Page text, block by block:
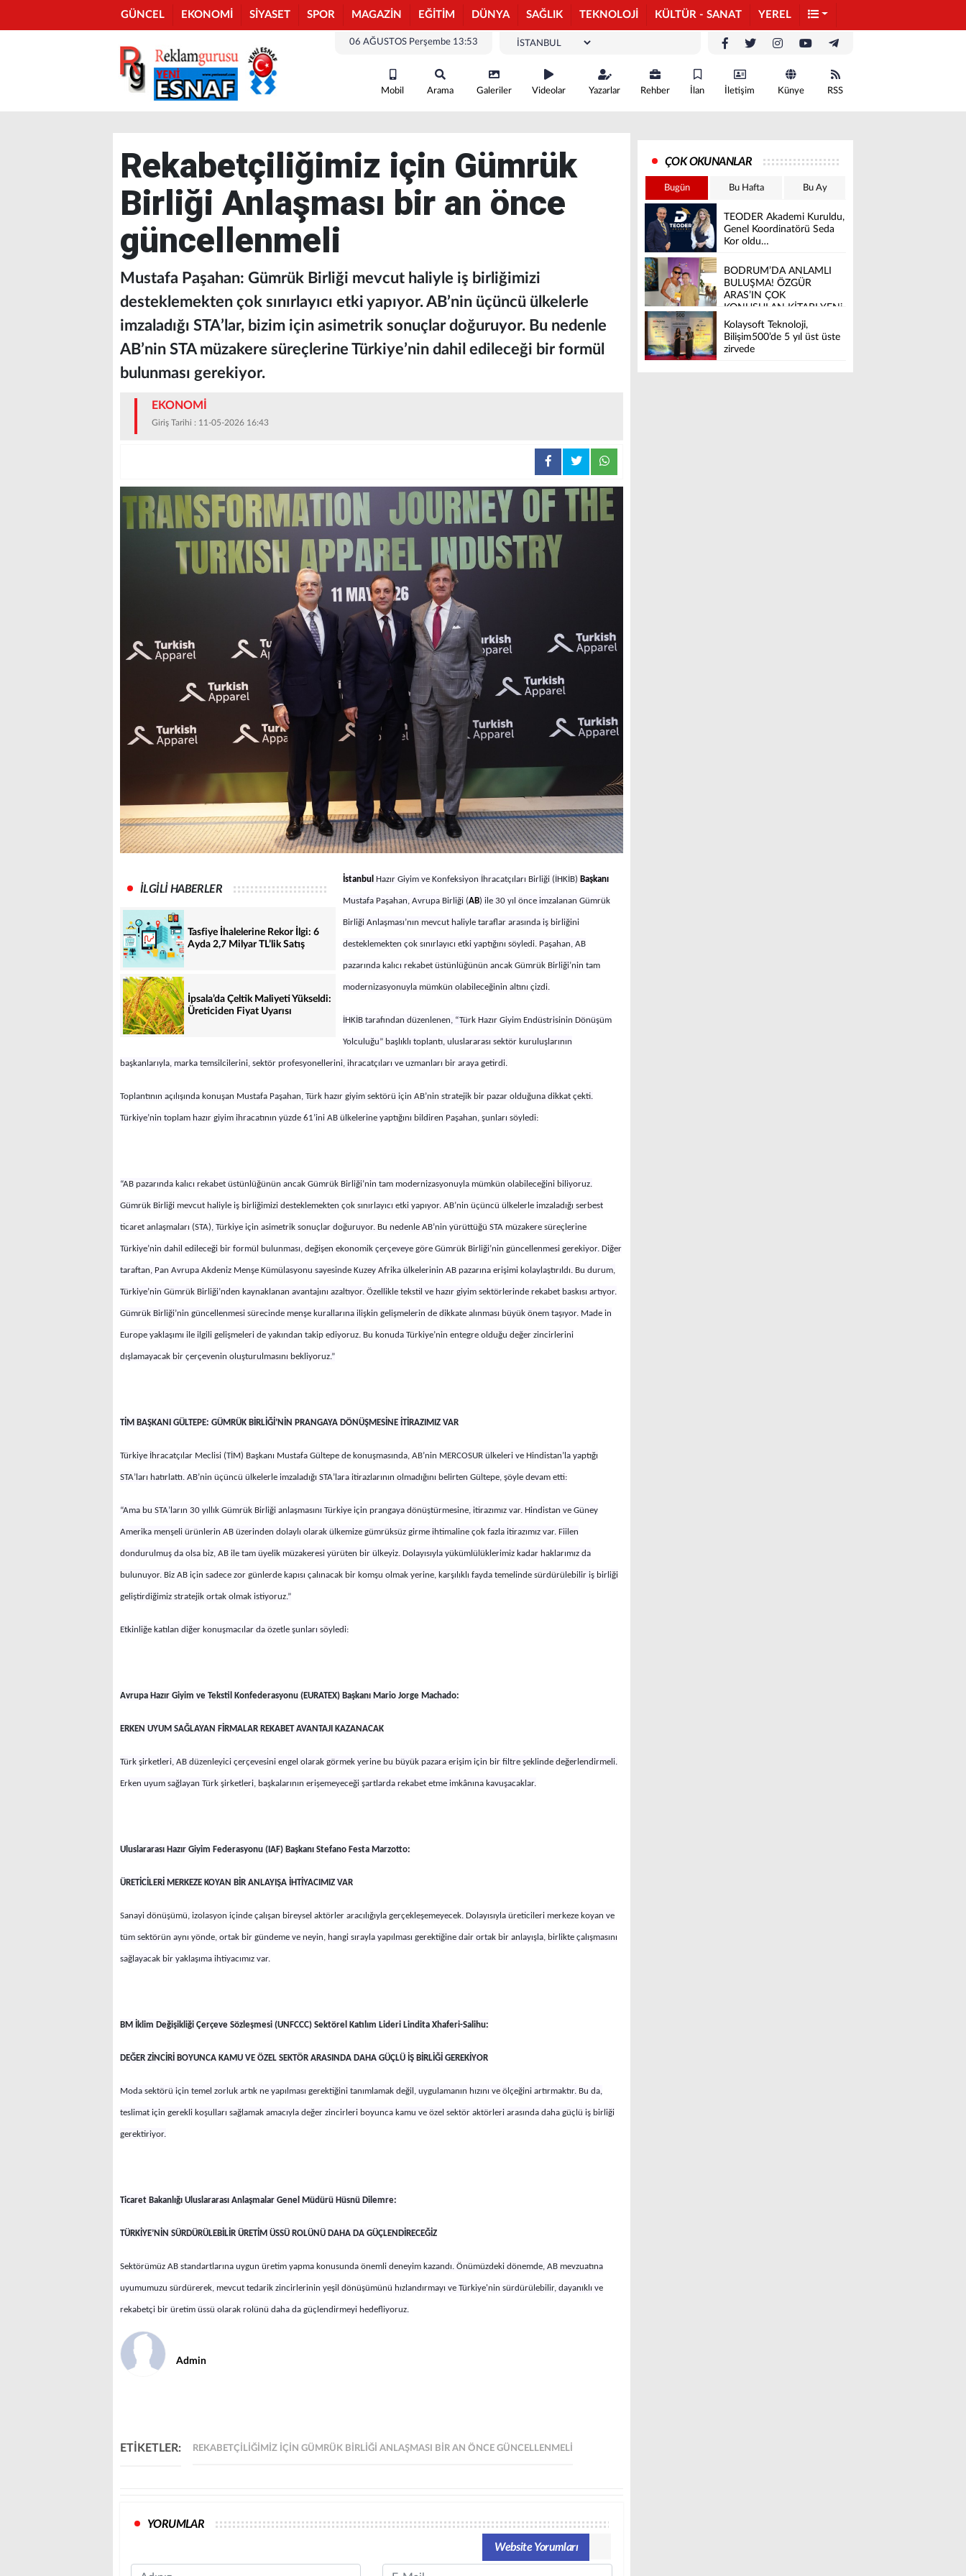
GÜNCEL EKONOMİ SİYASET SPOR MAGAZİN EĞİTİM DÜNYA SAĞLIK TEKNOLOJİ KÜLTÜR - SANAT YEREL
06 AĞUSTOS Perşembe 13:53
Mobil Arama Galeriler Videolar Yazarlar Rehber İlan İletişim Künye RSS
Rekabetçiliğimiz için Gümrük
Birliği Anlaşması bir an önce
güncellenmeli
Mustafa Paşahan: Gümrük Birliği mevcut haliyle iş birliğimizi
desteklemekten çok sınırlayıcı etki yapıyor. AB’nin üçüncü ülkelerle
imzaladığı STA’lar, bizim için asimetrik sonuçlar doğuruyor. Bu nedenle
AB’nin STA müzakere süreçlerine Türkiye’nin dahil edileceği bir formül
bulunması gerekiyor.
EKONOMİ
Giriş Tarihi : 11-05-2026 16:43
İLGİLİ HABERLER
Tasfiye İhalelerine Rekor İlgi: 6
Ayda 2,7 Milyar TL’lik Satış
İpsala’da Çeltik Maliyeti Yükseldi:
Üreticiden Fiyat Uyarısı
İstanbul Hazır Giyim ve Konfeksiyon İhracatçıları Birliği (İHKİB) Başkanı
Mustafa Paşahan, Avrupa Birliği (AB) ile 30 yıl önce imzalanan Gümrük
Birliği Anlaşması’nın mevcut haliyle taraflar arasında iş birliğini
desteklemekten çok sınırlayıcı etki yaptığını söyledi. Paşahan, AB
pazarında kalıcı rekabet üstünlüğünün ancak Gümrük Birliği’nin tam
modernizasyonuyla mümkün olabileceğinin altını çizdi.
İHKİB tarafından düzenlenen, “Türk Hazır Giyim Endüstrisinin Dönüşüm
Yolculuğu” başlıklı toplantı, uluslararası sektör kuruluşlarının
başkanlarıyla, marka temsilcilerini, sektör profesyonellerini, ihracatçıları ve uzmanları bir araya getirdi.
Toplantının açılışında konuşan Mustafa Paşahan, Türk hazır giyim sektörü için AB’nin stratejik bir pazar olduğuna dikkat çekti.
Türkiye’nin toplam hazır giyim ihracatının yüzde 61’ini AB ülkelerine yaptığını bildiren Paşahan, şunları söyledi:
“AB pazarında kalıcı rekabet üstünlüğünün ancak Gümrük Birliği’nin tam modernizasyonuyla mümkün olabileceğini biliyoruz.
Gümrük Birliği mevcut haliyle iş birliğimizi desteklemekten çok sınırlayıcı etki yapıyor. AB’nin üçüncü ülkelerle imzaladığı serbest
ticaret anlaşmaları (STA), Türkiye için asimetrik sonuçlar doğuruyor. Bu nedenle AB’nin yürüttüğü STA müzakere süreçlerine
Türkiye’nin dahil edileceği bir formül bulunması, değişen ekonomik çerçeveye göre Gümrük Birliği’nin güncellenmesi gerekiyor. Diğer
taraftan, Pan Avrupa Akdeniz Menşe Kümülasyonu sayesinde Kuzey Afrika ülkelerinin AB pazarına erişimi kolaylaştırıldı. Bu durum,
Türkiye’nin Gümrük Birliği’nden kaynaklanan avantajını azaltıyor. Özellikle tekstil ve hazır giyim sektörlerinde rekabet baskısı artıyor.
Gümrük Birliği’nin güncellenmesi sürecinde menşe kurallarına ilişkin gelişmelerin de dikkate alınması büyük önem taşıyor. Made in
Europe yaklaşımı ile ilgili gelişmeleri de yakından takip ediyoruz. Bu konuda Türkiye’nin entegre olduğu değer zincirlerini
dışlamayacak bir çerçevenin oluşturulmasını bekliyoruz.”
TİM BAŞKANI GÜLTEPE: GÜMRÜK BİRLİĞİ’NİN PRANGAYA DÖNÜŞMESİNE İTİRAZIMIZ VAR
Türkiye İhracatçılar Meclisi (TİM) Başkanı Mustafa Gültepe de konuşmasında, AB’nin MERCOSUR ülkeleri ve Hindistan’la yaptığı
STA’ları hatırlattı. AB’nin üçüncü ülkelerle imzaladığı STA’lara itirazlarının olmadığını belirten Gültepe, şöyle devam etti:
“Ama bu STA’ların 30 yıllık Gümrük Birliği anlaşmasını Türkiye için prangaya dönüştürmesine, itirazımız var. Hindistan ve Güney
Amerika menşeli ürünlerin AB üzerinden dolaylı olarak ülkemize gümrüksüz girme ihtimaline çok fazla itirazımız var. Fiilen
dondurulmuş da olsa biz, AB ile tam üyelik müzakeresi yürüten bir ülkeyiz. Dolayısıyla yükümlülüklerimiz kadar haklarımız da
bulunuyor. Biz AB için sadece zor günlerde kapısı çalınacak bir komşu olmak yerine, karşılıklı fayda temelinde sürdürülebilir iş birliği
geliştirdiğimiz stratejik ortak olmak istiyoruz.”
Etkinliğe katılan diğer konuşmacılar da özetle şunları söyledi:
Avrupa Hazır Giyim ve Tekstil Konfederasyonu (EURATEX) Başkanı Mario Jorge Machado:
ERKEN UYUM SAĞLAYAN FİRMALAR REKABET AVANTAJI KAZANACAK
Türk şirketleri, AB düzenleyici çerçevesini engel olarak görmek yerine bu büyük pazara erişim için bir filtre şeklinde değerlendirmeli.
Erken uyum sağlayan Türk şirketleri, başkalarının erişemeyeceği şartlarda rekabet etme imkânına kavuşacaklar.
Uluslararası Hazır Giyim Federasyonu (IAF) Başkanı Stefano Festa Marzotto:
ÜRETİCİLERİ MERKEZE KOYAN BİR ANLAYIŞA İHTİYACIMIZ VAR
Sanayi dönüşümü, izolasyon içinde çalışan bireysel aktörler aracılığıyla gerçekleşemeyecek. Dolayısıyla üreticileri merkeze koyan ve
tüm sektörün aynı yönde, ortak bir gündeme ve neyin, hangi sırayla yapılması gerektiğine dair ortak bir anlayışla, birlikte çalışmasını
sağlayacak bir yaklaşıma ihtiyacımız var.
BM İklim Değişikliği Çerçeve Sözleşmesi (UNFCCC) Sektörel Katılım Lideri Lindita Xhaferi-Salihu:
DEĞER ZİNCİRİ BOYUNCA KAMU VE ÖZEL SEKTÖR ARASINDA DAHA GÜÇLÜ İŞ BİRLİĞİ GEREKİYOR
Moda sektörü için temel zorluk artık ne yapılması gerektiğini tanımlamak değil, uygulamanın hızını ve ölçeğini artırmaktır. Bu da,
teslimat için gerekli koşulları sağlamak amacıyla değer zincirleri boyunca kamu ve özel sektör aktörleri arasında daha güçlü iş birliği
gerektiriyor.
Ticaret Bakanlığı Uluslararası Anlaşmalar Genel Müdürü Hüsnü Dilemre:
TÜRKİYE’NİN SÜRDÜRÜLEBİLİR ÜRETİM ÜSSÜ ROLÜNÜ DAHA DA GÜÇLENDİRECEĞİZ
Sektörümüz AB standartlarına uygun üretim yapma konusunda önemli deneyim kazandı. Önümüzdeki dönemde, AB mevzuatına
uyumumuzu sürdürerek, mevcut tedarik zincirlerinin yeşil dönüşümünü hızlandırmayı ve Türkiye'nin sürdürülebilir, dayanıklı ve
rekabetçi bir üretim üssü olarak rolünü daha da güçlendirmeyi hedefliyoruz.
Admin
ETİKETLER: REKABETÇILIĞIMIZ IÇIN GÜMRÜK BIRLIĞI ANLAŞMASI BIR AN ÖNCE GÜNCELLENMELI
YORUMLAR
Website Yorumları
Name Email
ÇOK OKUNANLAR
Bugün Bu Hafta Bu Ay
TEODER Akademi Kuruldu,
Genel Koordinatörü Seda
Kor oldu…
BODRUM’DA ANLAMLI
BULUŞMA! ÖZGÜR
ARAS’IN ÇOK
KONUŞULAN KİTABI YENi
BASKISINI TITANIC
LUXURY COLLECTION
BODRUM’DA KUTLADI
Kolaysoft Teknoloji,
Bilişim500’de 5 yıl üst üste
zirvede